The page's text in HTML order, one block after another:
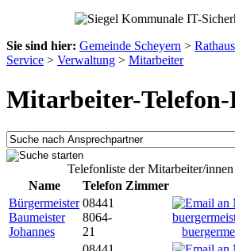
Sie sind hier: Gemeinde Scheyern >
Service > Verwaltung > Mitarbeiter
Mitarbeiter-
Telefonliste der Mitarbeiter/
Name
Telefon Zimmer
Bürgermeister
Baumeister
Johannes
08441
8064-
21